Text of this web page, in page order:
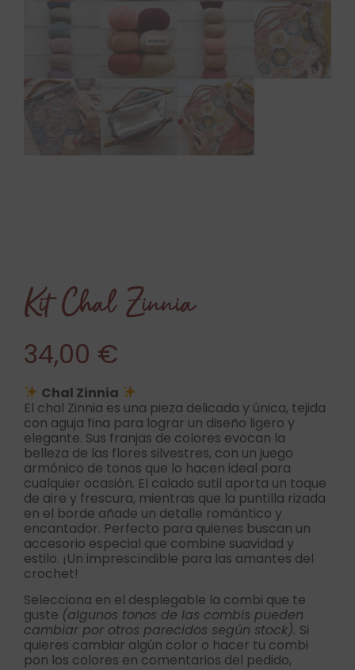
Kit Chal Zinnia
34,00 €
Chal Zinnia
El chal Zinnia es una pieza delicada y única, tejida
con aguja fina para lograr un diseño ligero y
elegante. Sus franjas de colores evocan la
belleza de las flores silvestres, con un juego
armónico de tonos que lo hacen ideal para
cualquier ocasión. El calado sutil aporta un toque
de aire y frescura, mientras que la puntilla rizada
en el borde añade un detalle romántico y
encantador. Perfecto para quienes buscan un
accesorio especial que combine suavidad y
estilo. ¡Un imprescindible para las amantes del
crochet!
Selecciona en el desplegable la combi que te
guste (algunos tonos de las combis pueden
cambiar por otros parecidos según stock). Si
quieres cambiar algún color o hacer tu combi
pon los colores en comentarios del pedido,